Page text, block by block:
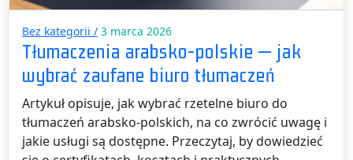
Bez kategorii / 3 marca 2026
Tłumaczenia arabsko-polskie — jak
wybrać zaufane biuro tłumaczeń
Artykuł opisuje, jak wybrać rzetelne biuro do
tłumaczeń arabsko-polskich, na co zwrócić uwagę i
jakie usługi są dostępne. Przeczytaj, by dowiedzieć